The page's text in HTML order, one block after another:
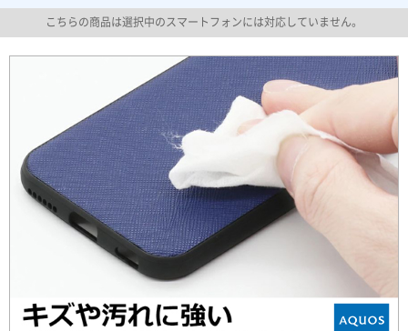
こちらの商品は選択中のスマートフォンには対応していません。